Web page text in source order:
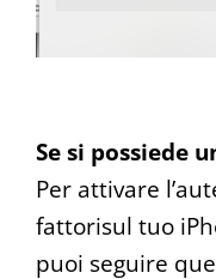
Se si possiede
Per attivare
fattorisul tuo
puoi seguire